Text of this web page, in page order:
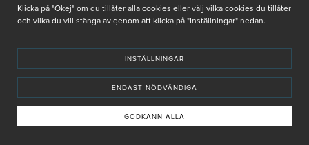
Klicka på "Okej" om du tillåter alla cookies eller välj vilka cookies du tillåter
och vilka du vill stänga av genom att klicka på "Inställningar" nedan.
INSTÄLLNINGAR
ENDAST NÖDVÄNDIGA
GODKÄNN ALLA